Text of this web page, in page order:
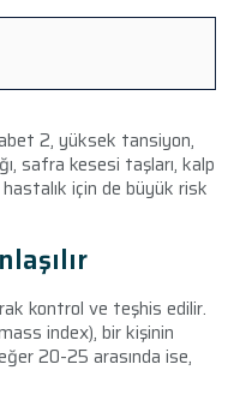
2, yüksek tansiyon,
safra kesesi taşları, kalp
için de büyük risk
kontrol ve teşhis edilir.
index), bir kişinin
20-25 arasında ise,